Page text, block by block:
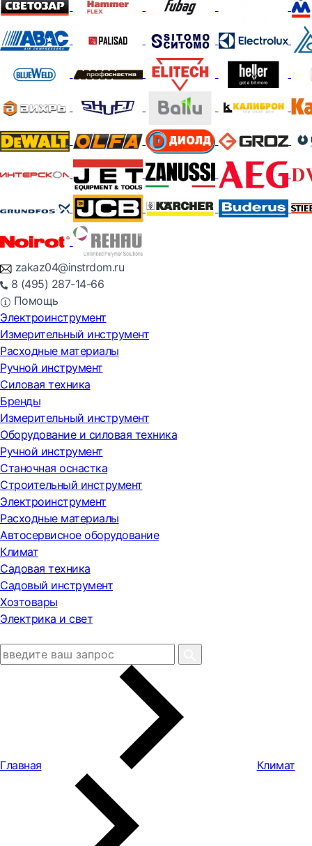
zakaz04@instrdom.ru
8 (495) 287-14-66
Помощь
Электроинструмент
Измерительный инструмент
Расходные материалы
Ручной инструмент
Силовая техника
Бренды
Измерительный инструмент
Оборудование и силовая техника
Ручной инструмент
Станочная оснастка
Строительный инструмент
Электроинструмент
Расходные материалы
Автосервисное оборудование
Климат
Садовая техника
Садовый инструмент
Хозтовары
Электрика и свет
Главная Климат